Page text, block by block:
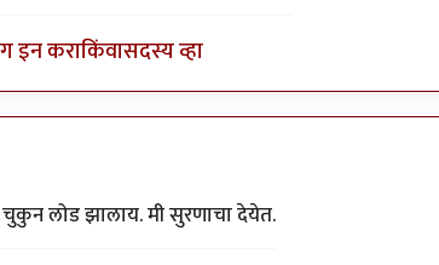
इन कराकिंवासदस्य व्हा
लोड झालाय. मी सुरणाचा देयेत.